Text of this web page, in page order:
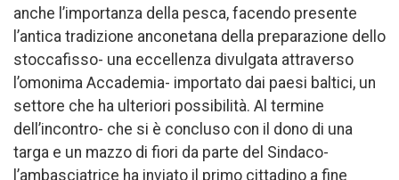
anche l’importanza della pesca, facendo presente
l’antica tradizione anconetana della preparazione dello
stoccafisso- una eccellenza divulgata attraverso
l’omonima Accademia- importato dai paesi baltici, un
settore che ha ulteriori possibilità. Al termine
dell’incontro- che si è concluso con il dono di una
targa e un mazzo di fiori da parte del Sindaco-
l’ambasciatrice ha inviato il primo cittadino a fine